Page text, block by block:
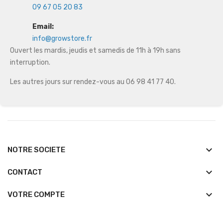
09 67 05 20 83
Email:
info@growstore.fr
Ouvert les mardis, jeudis et samedis de 11h à 19h sans
interruption.
Les autres jours sur rendez-vous au 06 98 41 77 40.
NOTRE SOCIETE keyboard_arrow_down
CONTACT keyboard_arrow_down
VOTRE COMPTE 